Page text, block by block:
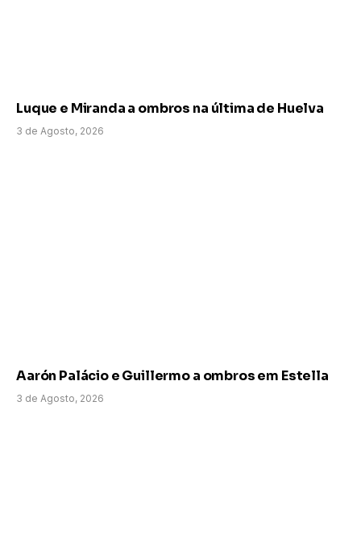
Luque e Miranda a ombros na última de Huelva
3 de Agosto, 2026
Aarón Palácio e Guillermo a ombros em Estella
3 de Agosto, 2026